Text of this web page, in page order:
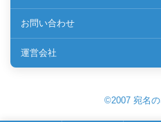
お問い合わせ
運営会社
©2007 宛名